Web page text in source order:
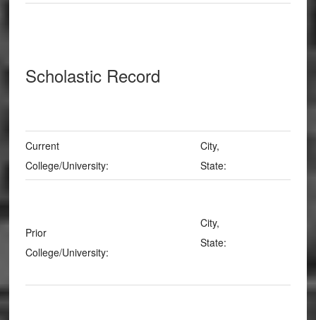
Scholastic Record
Current
College/University:
City,
State:
Prior
College/University:
City,
State: